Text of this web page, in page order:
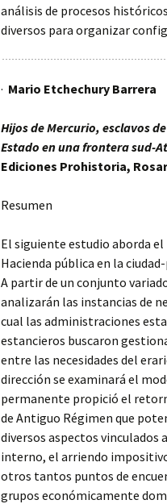
análisis de procesos
diversos para organizar
· Mario Etchechury Barrera
Hijos de Mercurio, esclavos
Estado en una frontera sud-
Ediciones Prohistoria,
Resumen
El siguiente estudio aborda
Hacienda pública en la
A partir de un conjunto
analizarán las instancias de
cual las administraciones
estancieros buscaron
entre las necesidades del
dirección se examinará el
permanente propició el
de Antiguo Régimen que
diversos aspectos
interno, el arriendo
otros tantos puntos de
grupos económicamente